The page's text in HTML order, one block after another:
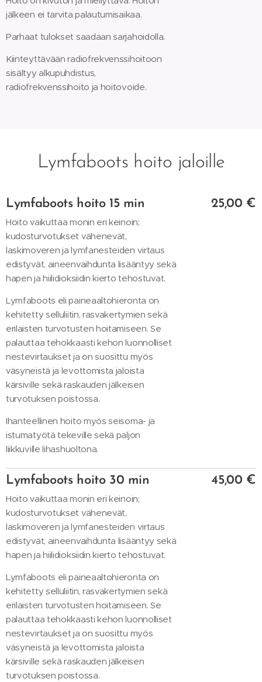
jälkeen ei tarvita palautumisaikaa.
Parhaat tulokset saadaan sarjahoidolla.
Kiinteyttävään radiofrekvenssihoitoon
sisältyy alkupuhdistus,
radiofrekvenssihoito ja hoitovoide.
Lymfaboots hoito jaloille
Lymfaboots hoito 15 min
Hoito vaikuttaa monin eri keinoin;
kudosturvotukset vähenevät,
laskimoveren ja lymfanesteiden virtaus
edistyvät, aineenvaihdunta lisääntyy sekä
hapen ja hiilidioksiidin kierto tehostuvat.
Lymfaboots eli paineaaltohieronta on
kehitetty selluliitin, rasvakertymien sekä
erilaisten turvotusten hoitamiseen. Se
palauttaa tehokkaasti kehon luonnolliset
nestevirtaukset ja on suosittu myös
väsyneistä ja levottomista jaloista
kärsiville sekä raskauden jälkeisen
turvotuksen poistossa.
Ihanteellinen hoito myös seisoma- ja
istumatyötä tekeville sekä paljon
liikkuville lihashuoltona.
25,00 €
Lymfaboots hoito 30 min
Hoito vaikuttaa monin eri keinoin;
kudosturvotukset vähenevät,
laskimoveren ja lymfanesteiden virtaus
edistyvät, aineenvaihdunta lisääntyy sekä
hapen ja hiilidioksiidin kierto tehostuvat.
Lymfaboots eli paineaaltohieronta on
kehitetty selluliitin, rasvakertymien sekä
erilaisten turvotusten hoitamiseen. Se
palauttaa tehokkaasti kehon luonnolliset
nestevirtaukset ja on suosittu myös
väsyneistä ja levottomista jaloista
kärsiville sekä raskauden jälkeisen
turvotuksen poistossa.
45,00 €